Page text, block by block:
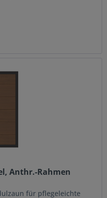
Anthr.-Rahmen
für pflegeleichte